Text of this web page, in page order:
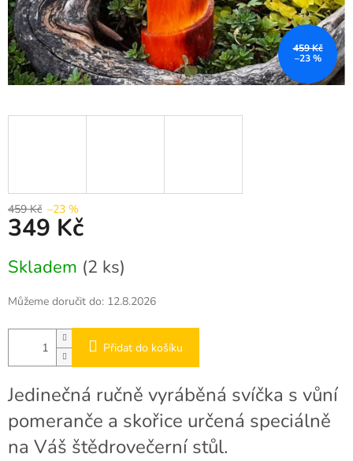
459 Kč
–23 %
459 Kč –23 %
349 Kč
cena:
Skladem (2 ks)
Můžeme doručit do: 12.8.2026
Přidat do košíku
Jedinečná ručně vyráběná svíčka s vůní
pomeranče a skořice určená speciálně
na Váš štědrovečerní stůl.